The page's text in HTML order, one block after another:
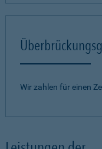
Wir zahlen für einen